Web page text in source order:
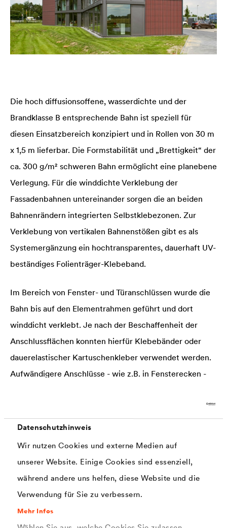
Datenschutzhinweis
Wir nutzen Cookies und externe Medien auf
unserer Website. Einige Cookies sind essenziell,
während andere uns helfen, diese Website und die
Verwendung für Sie zu verbessern.
Mehr Infos
Die hoch diffusionsoffene, wasserdichte und der
Brandklasse B entsprechende Bahn ist speziell für
diesen Einsatzbereich konzipiert und in Rollen von 30 m
x 1,5 m lieferbar. Die Formstabilität und „Brettigkeit“ der
ca. 300 g/m² schweren Bahn ermöglicht eine planebene
Verlegung. Für die winddichte Verklebung der
Fassadenbahnen untereinander sorgen die an beiden
Bahnenrändern integrierten Selbstklebezonen. Zur
Verklebung von vertikalen Bahnenstößen gibt es als
Systemergänzung ein hochtransparentes, dauerhaft UV-
beständiges Folienträger-Klebeband.
Im Bereich von Fenster- und Türanschlüssen wurde die
Bahn bis auf den Elementrahmen geführt und dort
winddicht verklebt. Je nach der Beschaffenheit der
Anschlussflächen konnten hierfür Klebebänder oder
dauerelastischer Kartuschenkleber verwendet werden.
Aufwändigere Anschlüsse - wie z.B. in Fensterecken -
FunktionsbeschichtungDELTA®-LIQUIXX eingedichtet.
Je nach Betrachterstandpunkt und Lichtverhältnissen